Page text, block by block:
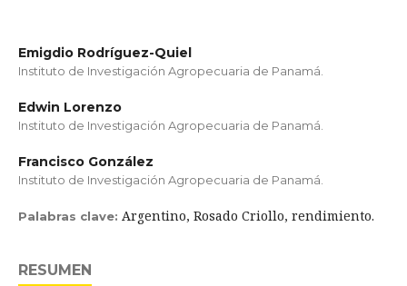
Emigdio Rodríguez-Quiel
Instituto de Investigación Agropecuaria de Panamá.
Edwin Lorenzo
Instituto de Investigación Agropecuaria de Panamá.
Francisco González
Instituto de Investigación Agropecuaria de Panamá.
Palabras clave: Argentino, Rosado Criollo, rendimiento.
RESUMEN